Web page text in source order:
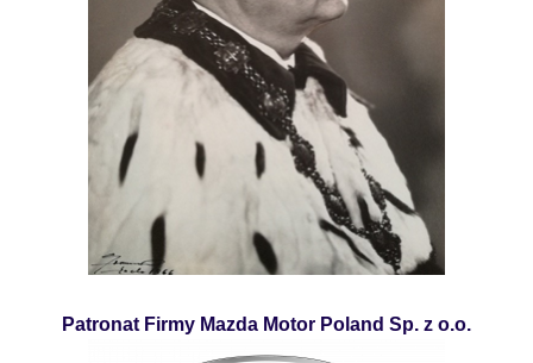
Patronat Firmy Mazda Motor Poland Sp. z o.o.